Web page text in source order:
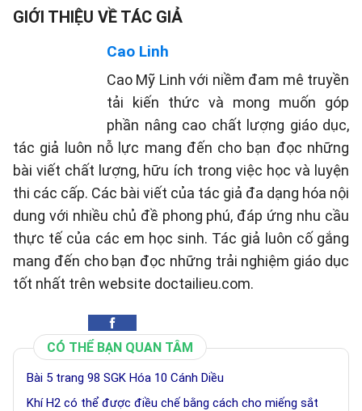
GIỚI THIỆU VỀ TÁC GIẢ
Cao Linh
Cao Mỹ Linh với niềm đam mê truyền
tải kiến thức và mong muốn góp
phần nâng cao chất lượng giáo dục,
tác giả luôn nỗ lực mang đến cho bạn đọc những
bài viết chất lượng, hữu ích trong việc học và luyện
thi các cấp. Các bài viết của tác giả đa dạng hóa nội
dung với nhiều chủ đề phong phú, đáp ứng nhu cầu
thực tế của các em học sinh. Tác giả luôn cố gắng
mang đến cho bạn đọc những trải nghiệm giáo dục
tốt nhất trên website doctailieu.com.
CÓ THỂ BẠN QUAN TÂM
Bài 5 trang 98 SGK Hóa 10 Cánh Diều
Khí H2 có thể được điều chế bằng cách cho miếng sắt